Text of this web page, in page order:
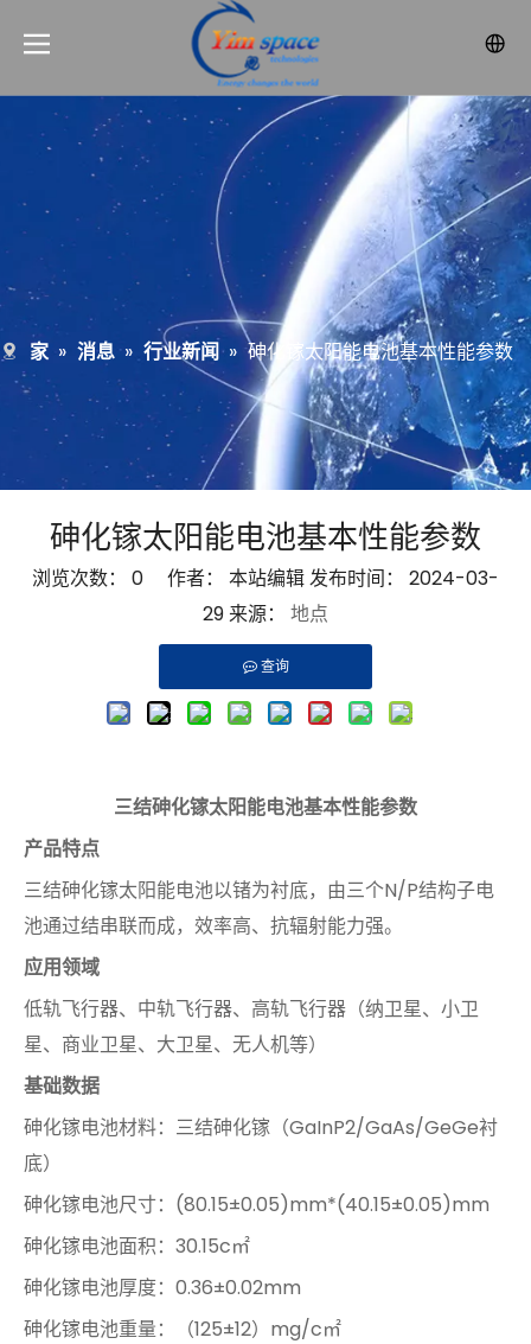
家 » 消息 » 行业新闻 » 砷化镓太阳能电池基本性能参数
砷化镓太阳能电池基本性能参数
浏览次数： 0 作者： 本站编辑 发布时间： 2024-03-
29 来源​​： 地点
查询
三结砷化镓太阳能电池基本性能参数
产品特点
三结砷化镓太阳能电池以锗为衬底，由三个N/P结构子电
池通过结串联而成，效率高、抗辐射能力强。
应用领域
低轨飞行器、中轨飞行器、高轨飞行器（纳卫星、小卫
星、商业卫星、大卫星、无人机等）
基础数据
砷化镓电池材料：三结砷化镓（GaInP2/GaAs/GeGe衬
底）
砷化镓电池尺寸：(80.15±0.05)mm*(40.15±0.05)mm
砷化镓电池面积：30.15c㎡
砷化镓电池厚度：0.36±0.02mm
砷化镓电池重量：（125±12）mg/c㎡